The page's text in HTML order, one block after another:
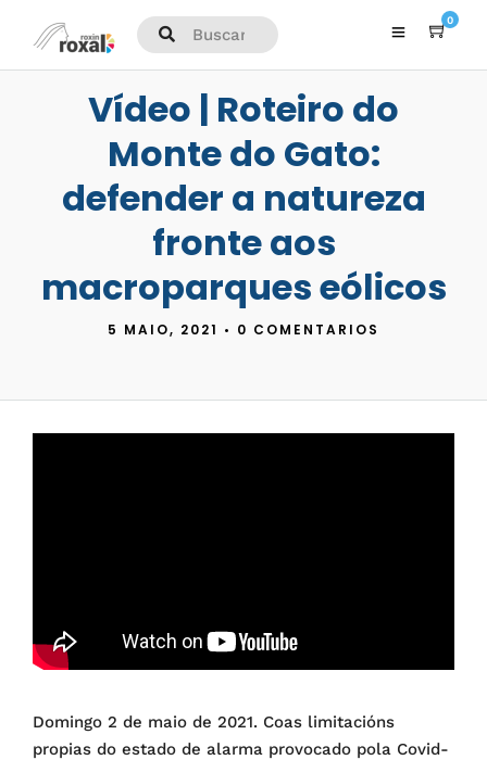
0
Vídeo | Roteiro do
Monte do Gato:
defender a natureza
fronte aos
macroparques eólicos
5 MAIO, 2021 • 0 COMENTARIOS
Domingo 2 de maio de 2021. Coas limitacións
propias do estado de alarma provocado pola Covid-